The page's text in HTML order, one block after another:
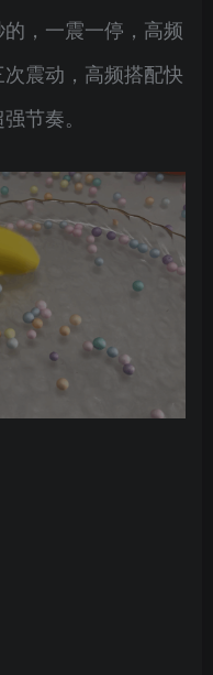
，一震一停，高频
震动，高频搭配快
节奏。